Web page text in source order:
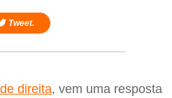
Tweet.
direita, vem uma resposta